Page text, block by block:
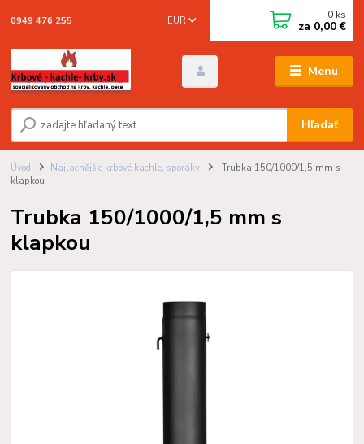
Menu
EUR
Hľadať
0949 476 255 0 ks
za 0,00 €
Úvod Najlacnějšie krbové kachle, sporáky
Trubka 150/1000/1,5 mm s
klapkou
Trubka 150/1000/1,5 mm s
klapkou